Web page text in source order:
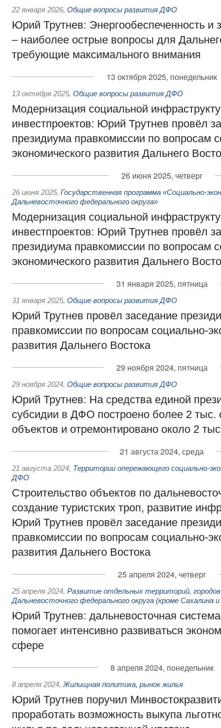
22 января 2026, Общие вопросы развития ДФО
Юрий Трутнев: Энергообеспеченность и
– наиболее острые вопросы для
требующие максимального внимания
13 октября 2025, понедельник
13 октября 2025, Общие вопросы развития ДФО
Модернизация социальной
инвестпроектов: Юрий Трутнев провёл
президиума правкомиссии по вопросам
экономического развития Дальнего
26 июня 2025, четверг
26 июня 2025, Государственная программа «Социально-
Дальневосточного федерального округа»
Модернизация социальной
инвестпроектов: Юрий Трутнев провёл
президиума правкомиссии по вопросам
экономического развития Дальнего
31 января 2025, пятница
31 января 2025, Общие вопросы развития ДФО
Юрий Трутнев провёл заседание
правкомиссии по вопросам социально-
развития Дальнего Востока
29 ноября 2024, пятница
29 ноября 2024, Общие вопросы развития ДФО
Юрий Трутнев: На средства единой
субсидии в ДФО построено более 2 тыс.
объектов и отремонтировано около 2
21 августа 2024, среда
21 августа 2024, Территории опережающего социально-
ДФО
Строительство объектов по
создание туристских троп, развитие
Юрий Трутнев провёл заседание
правкомиссии по вопросам социально-
развития Дальнего Востока
25 апреля 2024, четверг
25 апреля 2024, Развитие отдельных территорий,
Дальневосточного федерального округа (кроме Сахалина
Юрий Трутнев: дальневосточная
помогает интенсивно развиваться
сфере
8 апреля 2024, понедельник
8 апреля 2024, Жилищная политика, рынок жилья
Юрий Трутнев поручил
проработать возможность выкупа